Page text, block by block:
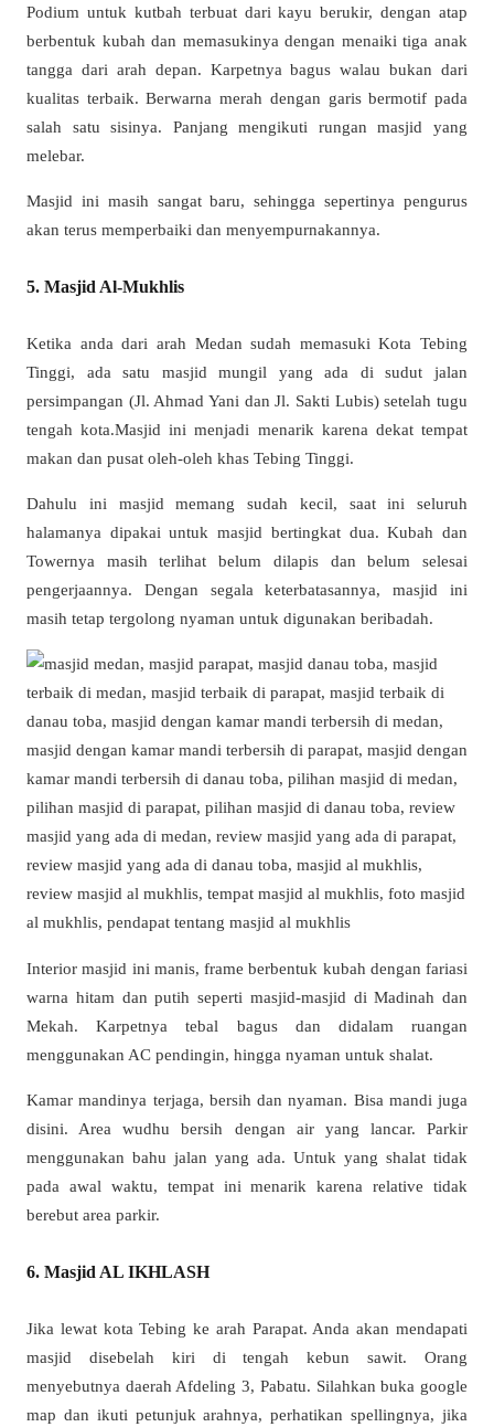
Podium untuk kutbah terbuat dari kayu berukir, dengan atap
berbentuk kubah dan memasukinya dengan menaiki tiga anak
tangga dari arah depan. Karpetnya bagus walau bukan dari
kualitas terbaik. Berwarna merah dengan garis bermotif pada
salah satu sisinya. Panjang mengikuti rungan masjid yang
melebar.
Masjid ini masih sangat baru, sehingga sepertinya pengurus
akan terus memperbaiki dan menyempurnakannya.
5. Masjid Al-Mukhlis
Ketika anda dari arah Medan sudah memasuki Kota Tebing
Tinggi, ada satu masjid mungil yang ada di sudut jalan
persimpangan (Jl. Ahmad Yani dan Jl. Sakti Lubis) setelah tugu
tengah kota.Masjid ini menjadi menarik karena dekat tempat
makan dan pusat oleh-oleh khas Tebing Tinggi.
Dahulu ini masjid memang sudah kecil, saat ini seluruh
halamanya dipakai untuk masjid bertingkat dua. Kubah dan
Towernya masih terlihat belum dilapis dan belum selesai
pengerjaannya. Dengan segala keterbatasannya, masjid ini
masih tetap tergolong nyaman untuk digunakan beribadah.
Interior masjid ini manis, frame berbentuk kubah dengan fariasi
warna hitam dan putih seperti masjid-masjid di Madinah dan
Mekah. Karpetnya tebal bagus dan didalam ruangan
menggunakan AC pendingin, hingga nyaman untuk shalat.
Kamar mandinya terjaga, bersih dan nyaman. Bisa mandi juga
disini. Area wudhu bersih dengan air yang lancar. Parkir
menggunakan bahu jalan yang ada. Untuk yang shalat tidak
pada awal waktu, tempat ini menarik karena relative tidak
berebut area parkir.
6. Masjid AL IKHLASH
Jika lewat kota Tebing ke arah Parapat. Anda akan mendapati
masjid disebelah kiri di tengah kebun sawit. Orang
menyebutnya daerah Afdeling 3, Pabatu. Silahkan buka google
map dan ikuti petunjuk arahnya, perhatikan spellingnya, jika